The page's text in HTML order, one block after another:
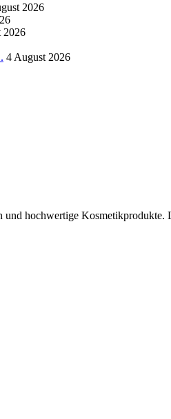
2026
2026
4 August 2026
hochwertige